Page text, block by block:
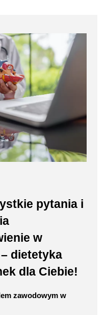
pytania i
w
dietetyka
dla Ciebie!
zawodowym w